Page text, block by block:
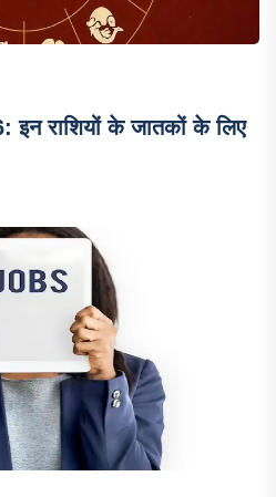
राशियों के जातकों के लिए